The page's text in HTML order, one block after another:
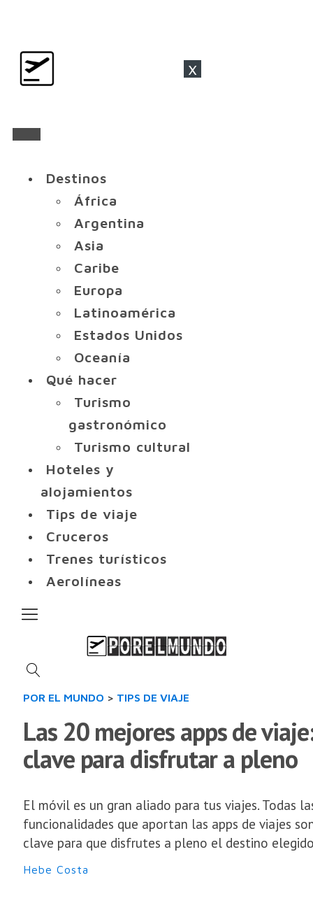
x
Destinos
África
Argentina
Asia
Caribe
Europa
Latinoamérica
Estados Unidos
Oceanía
Qué hacer
Turismo
gastronómico
Turismo cultural
Hoteles y
alojamientos
Tips de viaje
Cruceros
Trenes turísticos
Aerolíneas
POR EL MUNDO > TIPS DE VIAJE
Las 20 mejores apps de
clave para disfrutar a pleno
El móvil es un gran aliado para tus viajes. Todas
funcionalidades que aportan las apps de viajes
clave para que disfrutes a pleno el destino
Hebe Costa